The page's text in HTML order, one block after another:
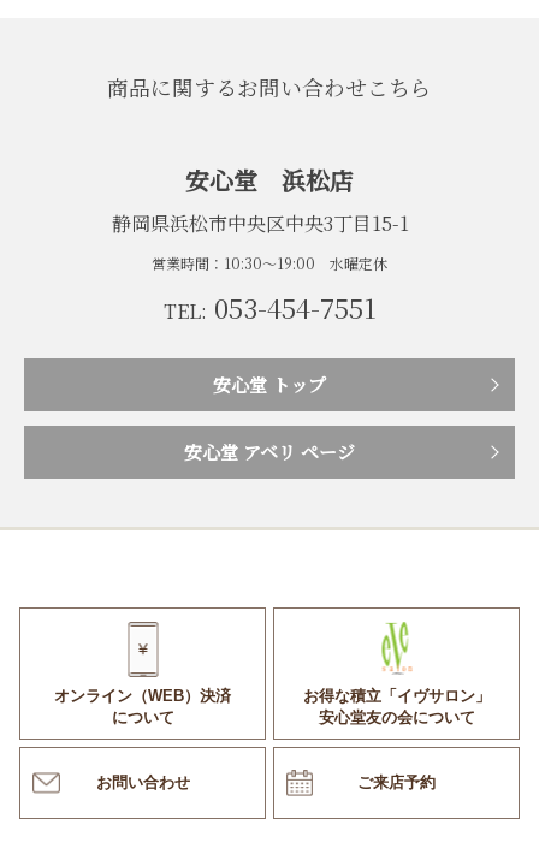
商品に関するお問い合わせこちら
安心堂 浜松店
静岡県浜松市中央区中央3丁目15-1
営業時間：10:30〜19:00 水曜定休
TEL: 053-454-7551
安心堂 トップ
安心堂 アベリ ページ
オンライン（WEB）決済
について
お得な積立「イヴサロン」
安心堂友の会について
お問い合わせ ご来店予約